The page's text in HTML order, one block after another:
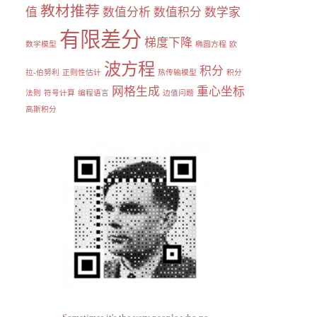
值 教材推荐 数值分析 数值积分 数学家
数学模型 有限差分 梯度下降 椭圆方程 欧
拉-伯努利 正则性估计 波方程 热传输模型 积分 积分
法则 符号计算 编程语言 网格生成 边值问题 重心坐标
高斯积分